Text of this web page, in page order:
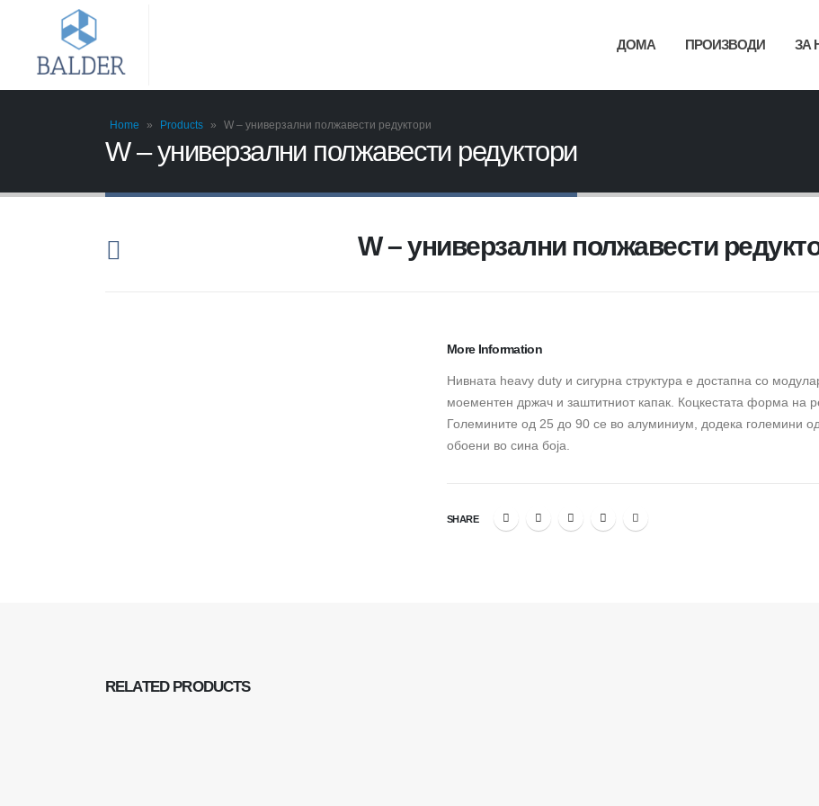
ДОМА ПРОИЗВОДИ ЗА
Home » Products » W – универзални полжавести редуктори
W – универзални полжавести редуктори
W – универзални полжавести
More Information
Нивната heavy duty и сигурнa структура е достапна со
моементен држач и заштитниот капак. Коцкестата форма на
Големините од 25 до 90 се во алуминиум, додека големини
обоени во сина боја.
SHARE
RELATED PRODUCTS